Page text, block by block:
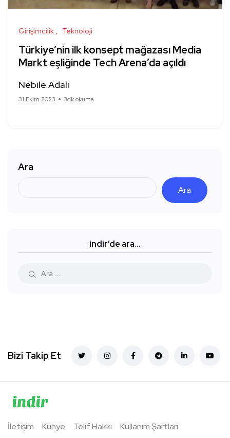
Girişimcilik Teknoloji
Türkiye’nin ilk konsept mağazası Media
Markt eşliğinde Tech Arena’da açıldı
Nebile Adalı
31 Ekim 2023 3dk okuma
Ara
Ara
indir’de ara…
Bizi Takip Et
İletişim Künye Telif Hakkı Kullanım Şartları